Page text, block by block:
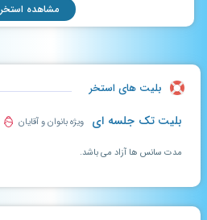
مشاهده استخر
بلیت های استخر
بلیت تک جلسه ای ویژه بانوان و آقایان
مدت سانس ها آزاد می باشد.